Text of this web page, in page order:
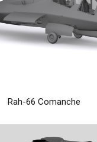
Rah-66 Comanche